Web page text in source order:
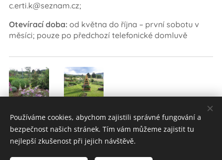
c.erti.k@seznam.cz;
Otevírací doba: od května do října – první sobotu v
měsíci; pouze po předchozí telefonické domluvě
Používáme cookies, abychom zajistili správné fungování a
bezpečnost našich stránek. Tím vám můžeme zajistit tu
nejlepší zkušenost při jejich návštěvě.